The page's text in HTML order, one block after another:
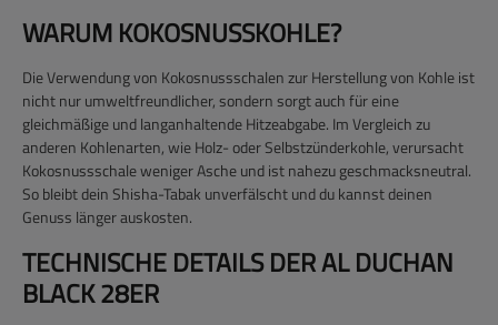
WARUM KOKOSNUSSKOHLE?
Die Verwendung von Kokosnussschalen zur Herstellung von Kohle ist
nicht nur umweltfreundlicher, sondern sorgt auch für eine
gleichmäßige und langanhaltende Hitzeabgabe. Im Vergleich zu
anderen Kohlenarten, wie Holz- oder Selbstzünderkohle, verursacht
Kokosnussschale weniger Asche und ist nahezu geschmacksneutral.
So bleibt dein Shisha-Tabak unverfälscht und du kannst deinen
Genuss länger auskosten.
TECHNISCHE DETAILS DER AL DUCHAN
BLACK 28ER